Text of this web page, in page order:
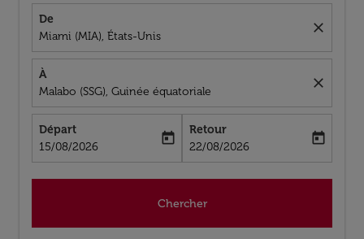
De
Miami (MIA), États-Unis
close
À
Malabo (SSG), Guinée équatoriale
close
Départ
fc-booking-departure-date-aria-label
15/08/2026
today
Retour
fc-booking-return-date-aria-label
22/08/2026
today
Chercher